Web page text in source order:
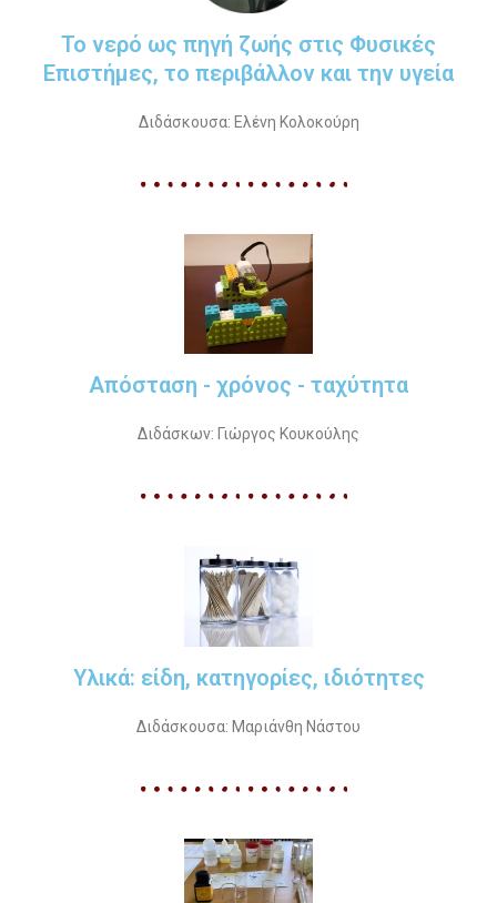
Το νερό ως πηγή ζωής στις Φυσικές
Επιστήμες, το περιβάλλον και την υγεία
Διδάσκουσα: Ελένη Κολοκούρη
Απόσταση - χρόνος - ταχύτητα
Διδάσκων: Γιώργος Κουκούλης
Υλικά: είδη, κατηγορίες, ιδιότητες
Διδάσκουσα: Μαριάνθη Νάστου